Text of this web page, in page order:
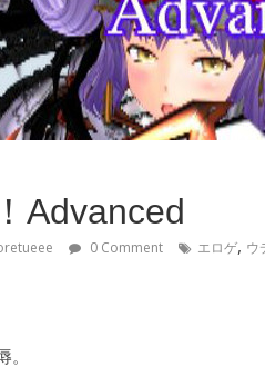
Advanced
0 Comment エロゲ, ウ